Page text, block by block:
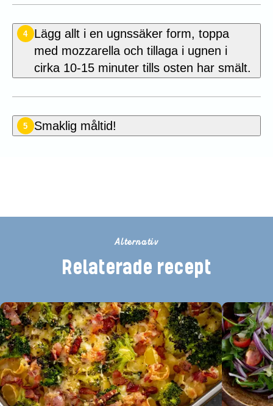
4
Lägg allt i en ugnssäker form, toppa
med mozzarella och tillaga i ugnen i
cirka 10-15 minuter tills osten har smält.
5 Smaklig måltid!
Alternativ
Relaterade recept